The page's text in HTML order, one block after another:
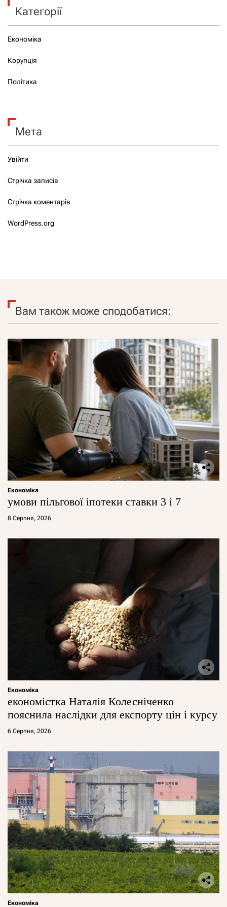
Категорії
Економіка
Корупція
Політика
Мета
Увійти
Стрічка записів
Стрічка коментарів
WordPress.org
Вам також може сподобатися:
Економіка
умови пільгової іпотеки ставки 3 і 7
8 Серпня, 2026
Економіка
економістка Наталія Колесніченко
пояснила наслідки для експорту цін і курсу
6 Серпня, 2026
Економіка